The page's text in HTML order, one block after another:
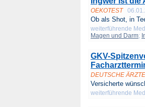
OEKOTEST
Ob als Shot, in
weiterführende
Magen und Darm;
GKV-
DEUTSCHE
Versicherte
weiterführende